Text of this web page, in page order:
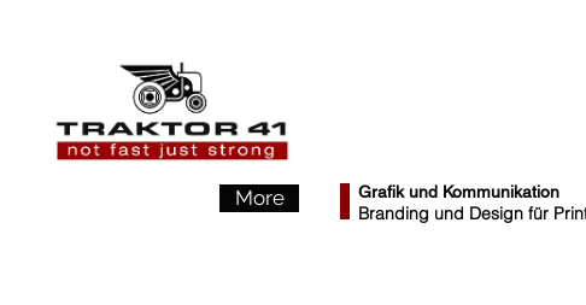
More Grafik und Kommunikation
Branding und Design für